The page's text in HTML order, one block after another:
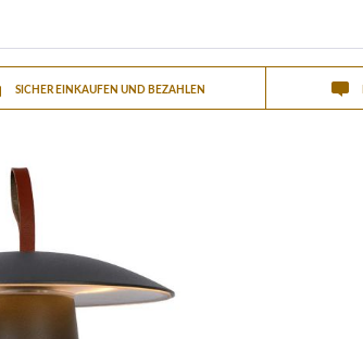
SICHER EINKAUFEN UND BEZAHLEN